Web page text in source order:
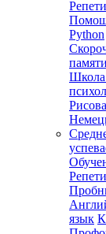
Python
памяти
Школа
язык